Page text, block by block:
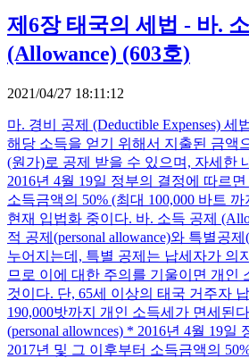
제6장 태국의 세법 - 바.
(Allowance) (603호)
2021/04/27 18:11:12
마. 경비 공제 (Deductible Expenses) 세
해당 소득을 얻기 위해서 지출된 금액
(원가)로 공제 받을 수 있으며, 자세한
2016년 4월 19일 정부의 결정에 따르
소득금액의 50% (최대 100,000 바트
현재 입법화 중이다. 바. 소득 공제
적 공제(personal allowance)와 특별공
누어지는데, 특별 공제는 납세자가 의
므로 이에 대한 주의를 기울이면 개인
것이다. 단, 65세 이상의 태국 거주자
190,000밧까지 개인 소득세가 면세된
(personal allownces) * 2016년 4월 19일
2017년 및 그 이후부터 소득금액의